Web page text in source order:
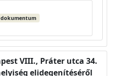
dokumentum
VIII., Práter utca 34.
elidegenítéséről